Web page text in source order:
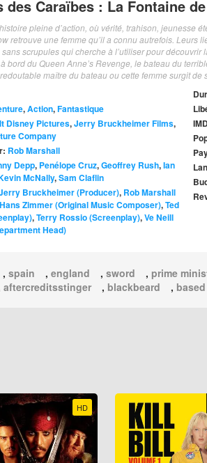
des Caraïbes : La Fontaine
pleine d’action, où vérité, trahison, jeunesse
retrouve une femme qu’il a connu autrefois. Leurs
scrupules qui cherche à l’utiliser pour
bord du Queen Anne’s Revenge, le bateau du
maître du bateau ou cette femme surgit de
,Action,Fantastique
Disney Pictures,Jerry Bruckheimer Films,
Company
Rob Marshall
Depp, Penélope Cruz,Geoffrey Rush,Ian
McNally,Sam Claflin
Bruckheimer (Producer), Rob Marshall
Hans Zimmer (Original Music Composer),Ted
,Terry Rossio (Screenplay),Ve Neill
Head)
, spain , england , sword , prime
aftercreditsstinger , blackbeard ,
HD